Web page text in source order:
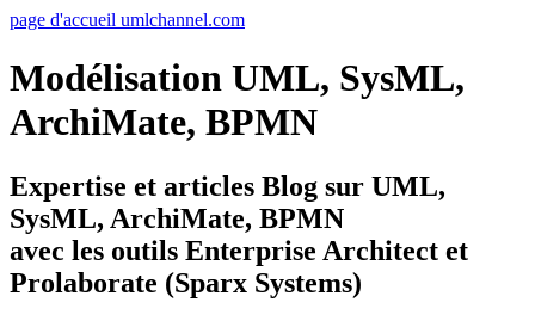
page d'accueil umlchannel.com
Modélisation UML, SysML,
ArchiMate, BPMN
Expertise et articles Blog sur UML,
SysML, ArchiMate, BPMN
avec les outils Enterprise Architect et
Prolaborate (Sparx Systems)